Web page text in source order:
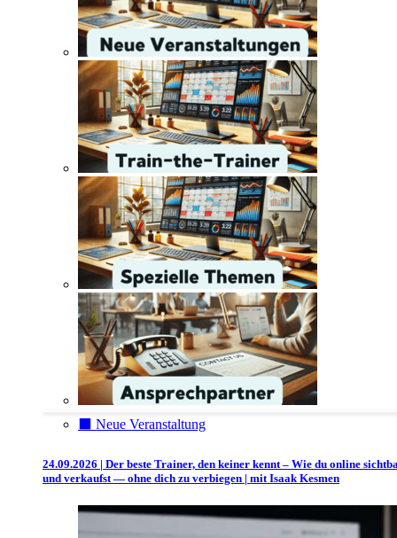
⬛️ Neue Veranstaltung
24.09.2026 | Der beste Trainer, den keiner kennt – Wie du online
und verkaufst — ohne dich zu verbiegen | mit Isaak Kesmen